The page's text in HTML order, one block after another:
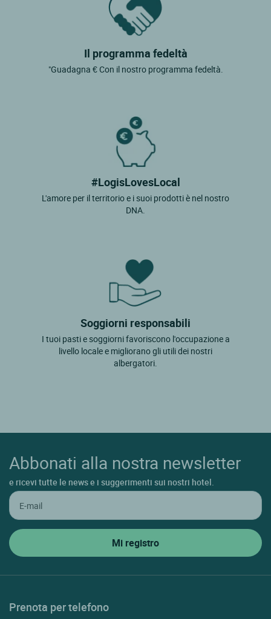
Il programma fedeltà
"Guadagna € Con il nostro programma fedeltà.
#LogisLovesLocal
L'amore per il territorio e i suoi prodotti è nel nostro
DNA.
Soggiorni responsabili
I tuoi pasti e soggiorni favoriscono l'occupazione a
livello locale e migliorano gli utili dei nostri
albergatori.
Abbonati alla nostra newsletter
e ricevi tutte le news e i suggerimenti sui nostri hotel.
Prenota per telefono